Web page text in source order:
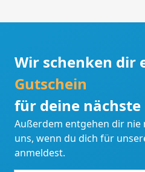
Wir schenken dir
Gutschein
für deine
Außerdem entgehen dir nie
uns, wenn du dich für
anmeldest.